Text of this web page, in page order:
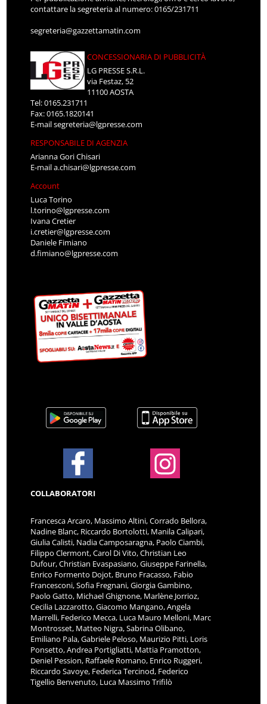
contattare la segreteria al numero: 0165/231711
segreteria@gazzettamatin.com
CONCESSIONARIA DI PUBBLICITÀ
LG PRESSE S.R.L.
via Festaz, 52
11100 AOSTA
Tel: 0165.231711
Fax: 0165.1820141
E-mailsegreteria@lgpresse.com
RESPONSABILE DI AGENZIA
Arianna Gori Chisari
E-maila.chisari@lgpresse.com
Account
Luca Torino
l.torino@lgpresse.com
Ivana Cretier
i.cretier@lgpresse.com
Daniele Fimiano
d.fimiano@lgpresse.com
COLLABORATORI
Francesca Arcaro, Massimo Altini, Corrado Bellora,
Nadine Blanc, Riccardo Bortolotti, Manila Calipari,
Giulia Calisti, Nadia Camposaragna, Paolo Ciambi,
Filippo Clermont, Carol Di Vito, Christian Leo
Dufour, Christian Evaspasiano, Giuseppe Farinella,
Enrico Formento Dojot, Bruno Fracasso, Fabio
Francesconi, Sofia Fregnani, Giorgia Gambino,
Paolo Gatto, Michael Ghignone, Marlène Jorrioz,
Cecilia Lazzarotto, Giacomo Mangano, Angela
Marrelli, Federico Mecca, Luca Mauro Melloni, Marc
Montrosset, Matteo Nigra, Sabrina Olibano,
Emiliano Pala, Gabriele Peloso, Maurizio Pitti, Loris
Ponsetto, Andrea Portigliatti, Mattia Pramotton,
Deniel Pession, Raffaele Romano, Enrico Ruggeri,
Riccardo Savoye, Federica Tercinod, Federico
Tigellio Benvenuto, Luca Massimo Trifilò